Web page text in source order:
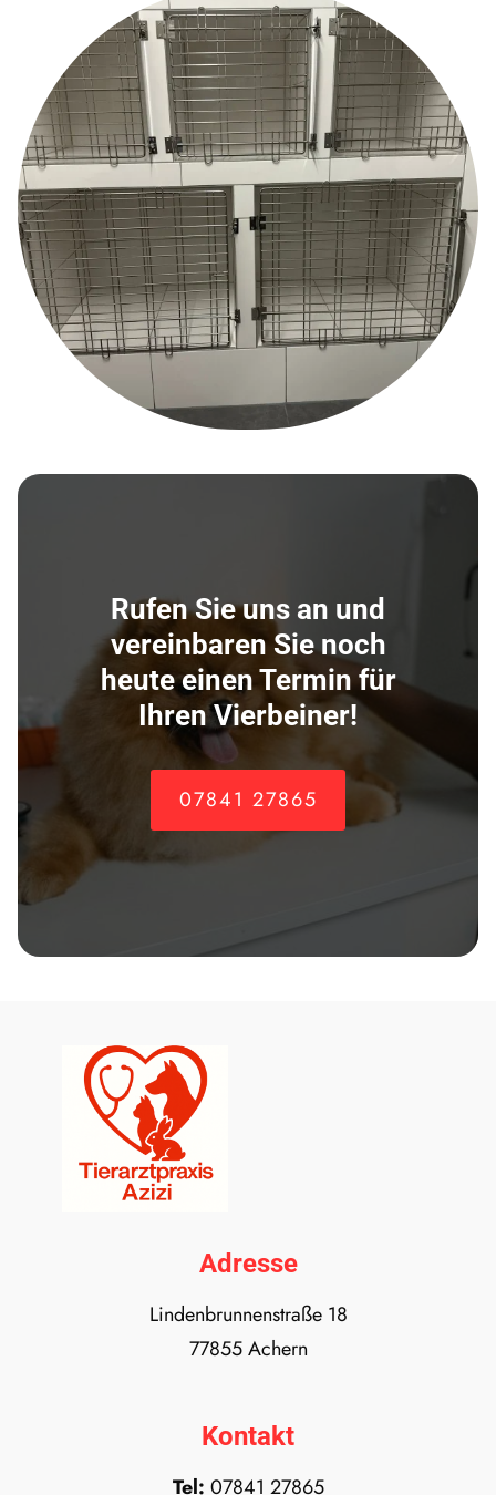
Rufen Sie uns an und
vereinbaren Sie noch
heute einen Termin für
Ihren Vierbeiner!
07841 27865
Adresse
Lindenbrunnenstraße 18
77855 Achern
Kontakt
Tel: 07841 27865